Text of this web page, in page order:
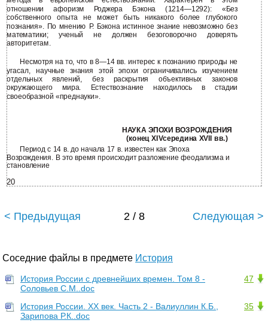
отношении афоризм Роджера Бэкона (1214—1292): «Без
собственного опыта не может быть никакого более глубокого
познания». По мнению Р. Бэкона истинное знание невозможно без
математики; ученый не должен безоговорочно доверять
авторитетам.
Несмотря на то, что в 8—14 вв. интерес к познанию природы не
угасал, научные знания этой эпохи ограничивались изучением
отдельных явлений, без раскрытия объективных законов
окружающего мира. Естествознание находилось в стадии
своеобразной «преднауки».
НАУКА ЭПОХИ ВОЗРОЖДЕНИЯ
(конец XIVсередина XVII вв.)
Период с 14 в. до начала 17 в. известен как Эпоха
Возрождения. В это время происходит разложение феодализма и
становление
20
< Предыдущая 2 / 8 Следующая >
Соседние файлы в предмете История
47
История России с древнейших времен. Том 8 -
Соловьев С.М..doc
35
История России. XX век. Часть 2 - Валиуллин К.Б.,
Зарипова Р.К..doc